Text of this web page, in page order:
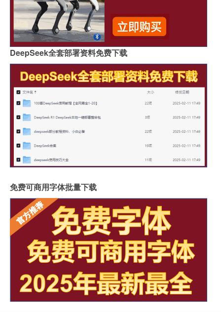
DeepSeek全套部署资料免费下载
免费可商用字体批量下载